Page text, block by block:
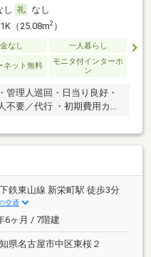
し
なし
（25.08m2）
なし 一人暮らし
ネット無料
モニタ付インターホ
ン
管理人巡回・日当り良好・
要／代行 ・初期費用カー
鉄東山線 新栄町駅 徒歩3分
交通
6ヶ月 / 7階建
県名古屋市中区東桜２